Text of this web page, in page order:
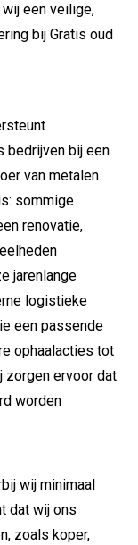
een veilige,
bij Gratis oud
bedrijven bij een
van metalen.
sommige
renovatie,
jarenlange
logistieke
een passende
ophaalacties tot
zorgen ervoor dat
worden
wij minimaal
dat wij ons
zoals koper,